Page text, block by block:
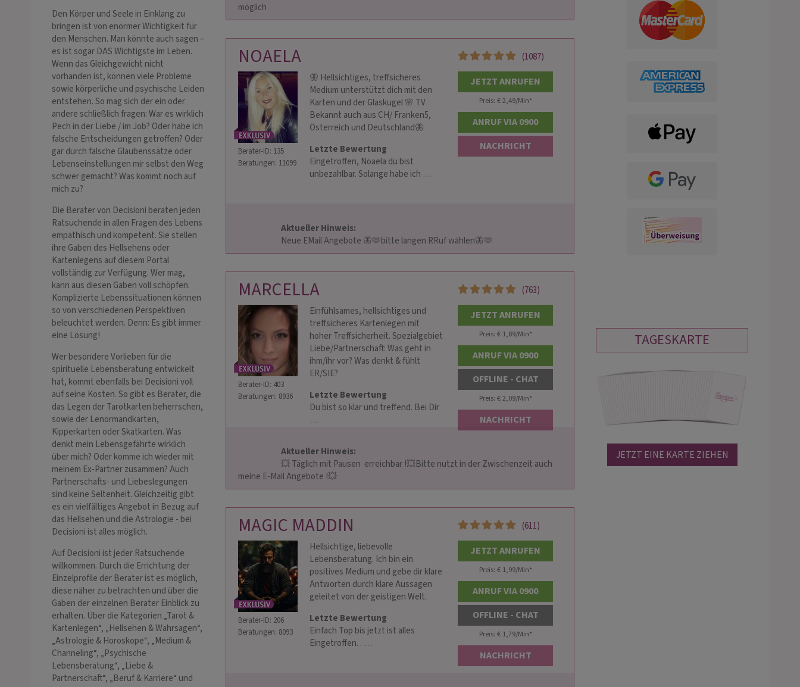
Den Körper und Seele in Einklang zu
bringen ist von enormer Wichtigkeit für
den Menschen. Man könnte auch sagen –
es ist sogar DAS Wichtigste im Leben.
Wenn das Gleichgewicht nicht
vorhanden ist, können viele Probleme
sowie körperliche und psychische Leiden
entstehen. So mag sich der ein oder
andere schließlich fragen: War es wirklich
Pech in der Liebe / im Job? Oder habe ich
falsche Entscheidungen getroffen? Oder
gar durch falsche Glaubenssätze oder
Lebenseinstellungen mir selbst den Weg
schwer gemacht? Was kommt noch auf
mich zu?
Die Berater von Decisioni beraten jeden
Ratsuchende in allen Fragen des Lebens
empathisch und kompetent. Sie stellen
ihre Gaben des Hellsehens oder
Kartenlegens auf diesem Portal
vollständig zur Verfügung. Wer mag,
kann aus diesen Gaben voll schöpfen.
Komplizierte Lebenssituationen können
so von verschiedenen Perspektiven
beleuchtet werden. Denn: Es gibt immer
eine Lösung!
Wer besondere Vorlieben für die
spirituelle Lebensberatung entwickelt
hat, kommt ebenfalls bei Decisioni voll
auf seine Kosten. So gibt es Berater, die
das Legen der Tarotkarten beherrschen,
sowie der Lenormandkarten,
Kipperkarten oder Skatkarten. Was
denkt mein Lebensgefährte wirklich
über mich? Oder komme ich wieder mit
meinem Ex-Partner zusammen? Auch
Partnerschafts- und Liebeslegungen
sind keine Seltenheit. Gleichzeitig gibt
es ein vielfältiges Angebot in Bezug auf
das Hellsehen und die Astrologie - bei
Decisioni ist alles möglich.
Auf Decisioni ist jeder Ratsuchende
willkommen. Durch die Errichtung der
Einzelprofile der Berater ist es möglich,
diese näher zu betrachten und über die
Gaben der einzelnen Berater Einblick zu
erhalten. Über die Kategorien „Tarot &
Kartenlegen“, „Hellsehen & Wahrsagen“,
„Astrologie & Horoskope“, „Medium &
Channeling“, „Psychische
Lebensberatung“, „Liebe &
Partnerschaft“, „Beruf & Karriere“ und
möglich
NOAELA
🦋 Hellsichtiges, treffsicheres
Medium unterstützt dich mit den
Karten und der Glaskugel 🌸 TV
Bekannt auch aus CH/ Franken5,
Österreich und Deutschland🦋
Berater-ID: 135
Beratungen: 11099
Letzte Bewertung
Eingetroffen, Noaela du bist
unbezahlbar. Solange habe ich …
(1087)
JETZT ANRUFEN
Preis: € 2,49/Min*
ANRUF VIA 0900
NACHRICHT
Aktueller Hinweis:
                        Neue EMail Angebote 🦋🫶bitte langen RRuf wählen🦋🫶
MARCELLA
Einfühlsames, hellsichtiges und
treffsicheres Kartenlegen mit
hoher Treffsicherheit. Spezialgebiet
Liebe/Partnerschaft: Was geht in
ihm/ihr vor? Was denkt & fühlt
ER/SIE?
Berater-ID: 403
Beratungen: 8936
Letzte Bewertung
Du bist so klar und treffend. Bei Dir
…
(763)
JETZT ANRUFEN
Preis: € 1,89/Min*
ANRUF VIA 0900
OFFLINE - CHAT
Preis: € 2,09/Min*
NACHRICHT
Aktueller Hinweis:
meine E-Mail Angebote !💥
MAGIC MADDIN
Hellsichtige, liebevolle
Lebensberatung. Ich bin ein
positives Medium und gebe dir klare
Antworten durch klare Aussagen
geleitet von der geistigen Welt.
Berater-ID: 206
Beratungen: 8093
Letzte Bewertung
Einfach Top bis jetzt ist alles
Eingetroffen. . …
(611)
JETZT ANRUFEN
Preis: € 1,99/Min*
ANRUF VIA 0900
OFFLINE - CHAT
Preis: € 1,79/Min*
NACHRICHT
TAGESKARTE
JETZT EINE KARTE ZIEHEN